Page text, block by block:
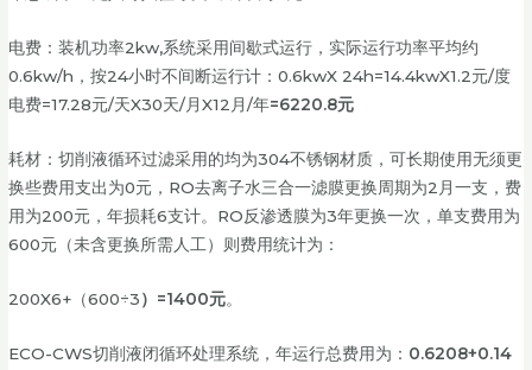
电费：装机功率2kw,系统采用间歇式运行，实际运行功率平均约
0.6kw/h，按24小时不间断运行计：0.6kwX 24h=14.4kwX1.2元/度
电费=17.28元/天X30天/月X12月/年=6220.8元
耗材：切削液循环过滤采用的均为304不锈钢材质，可长期使用无须更
换些费用支出为0元，RO去离子水三合一滤膜更换周期为2月一支，费
用为200元，年损耗6支计。RO反渗透膜为3年更换一次，单支费用为
600元（未含更换所需人工）则费用统计为：
200X6+（600÷3） =1400元。
ECO-CWS切削液闭循环处理系统，年运行总费用为： 0.6208+0.14